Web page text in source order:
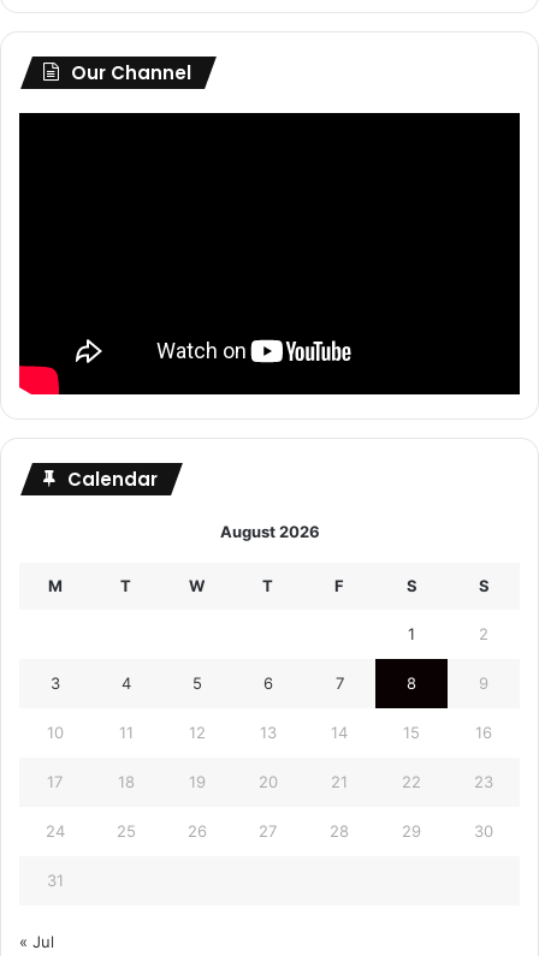
Our Channel
Calendar
August 2026
M T W T F S S
1 2
3 4 5 6 7 8 9
10 11 12 13 14 15 16
17 18 19 20 21 22 23
24 25 26 27 28 29 30
31
« Jul